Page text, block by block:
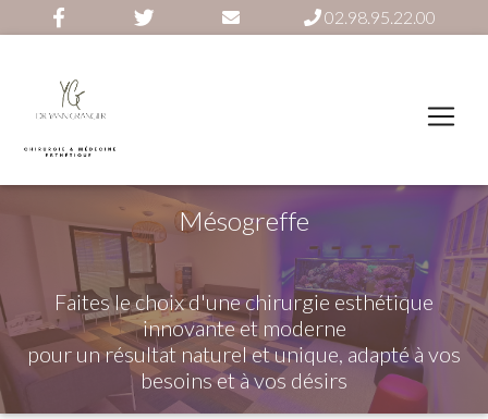
02.98.95.22.00
Mésogreffe
Faites le choix d'une chirurgie esthétique
innovante et moderne
pour un résultat naturel et unique, adapté à vos
besoins et à vos désirs